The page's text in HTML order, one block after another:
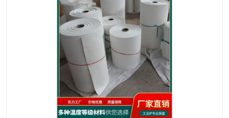
硅酸铝保温棉 硅酸铝板